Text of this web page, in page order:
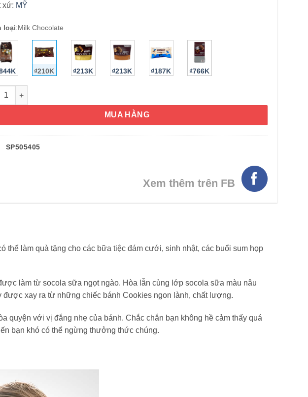
xứ: MỸ
loại:Milk Chocolate
₫210K ₫213K ₫213K ₫187K ₫766K
sữa vụn Cookies Hershey’s Nuggets Extra Creamy Milk Chocolate With Cookie Bits
MUA HÀNG
SP505405
Xem thêm trên FB
thể làm quà tặng cho các bữa tiệc đám cưới, sinh nhật, các buổi sum họp
làm từ socola sữa ngọt ngào. Hòa lẫn cùng lớp socola sữa màu nâu
xay ra từ những chiếc bánh Cookies ngon lành, chất lượng.
với vị đắng nhẹ của bánh. Chắc chắn bạn không hề cảm thấy quá
bạn khó có thể ngừng thưởng thức chúng.